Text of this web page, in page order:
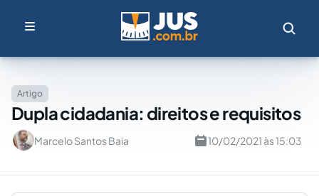
Artigo
Dupla cidadania: direitos e requisitos
Marcelo Santos Baia 10/02/2021 às 15:03